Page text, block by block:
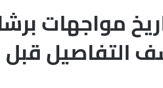
مواجهات
التفاصيل قبل